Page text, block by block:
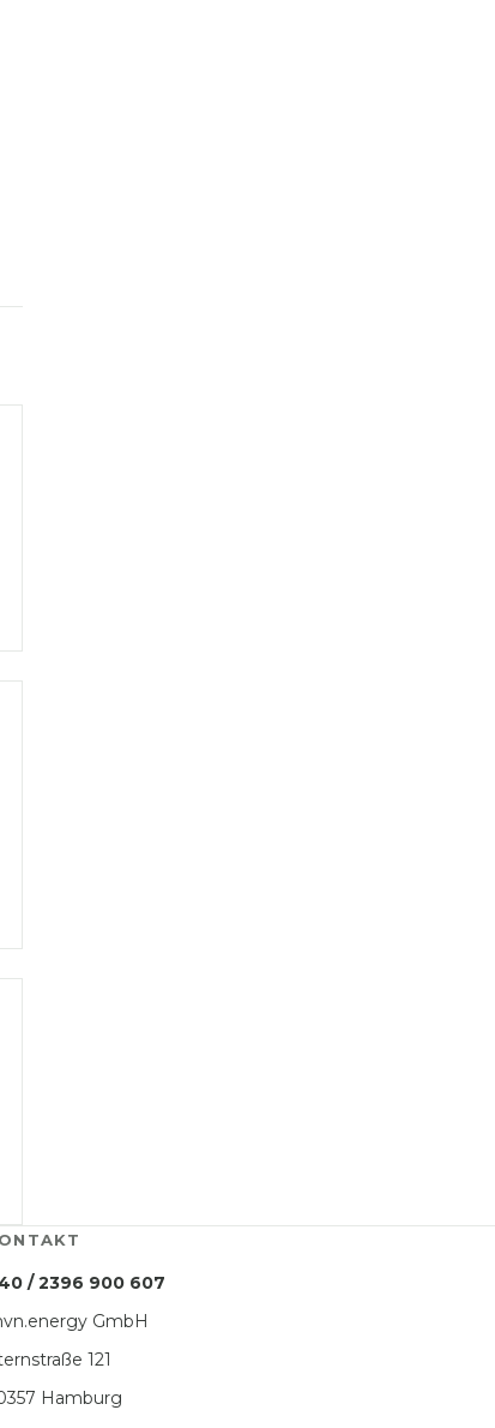
/ 2396 900 607
GmbH
121
Hamburg